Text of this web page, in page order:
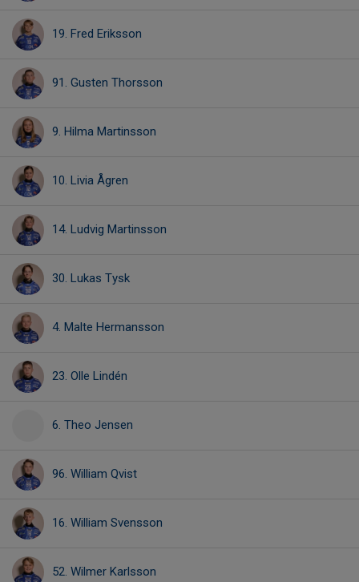
19. Fred Eriksson
91. Gusten Thorsson
9. Hilma Martinsson
10. Livia Ågren
14. Ludvig Martinsson
30. Lukas Tysk
4. Malte Hermansson
23. Olle Lindén
6. Theo Jensen
96. William Qvist
16. William Svensson
52. Wilmer Karlsson